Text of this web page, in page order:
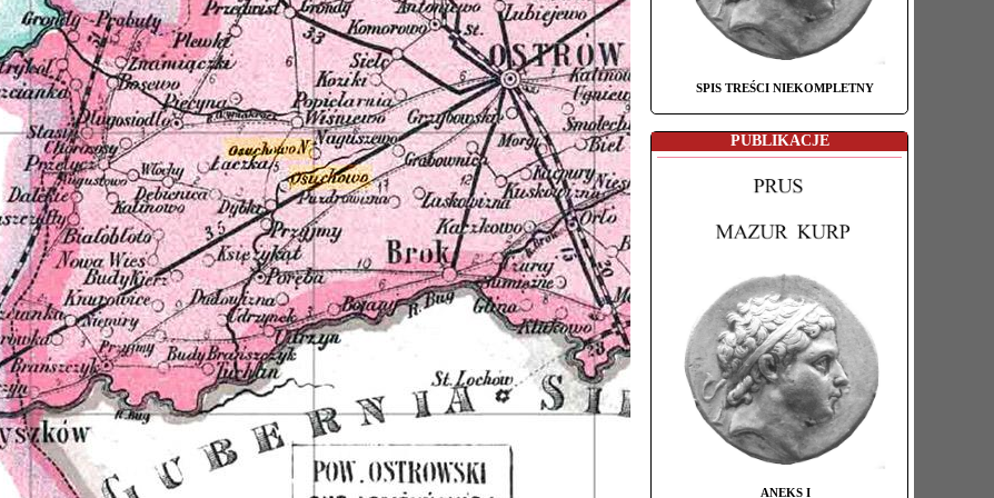
SPIS TREŚCI NIEKOMPLETNY
PUBLIKACJE
ANEKS I